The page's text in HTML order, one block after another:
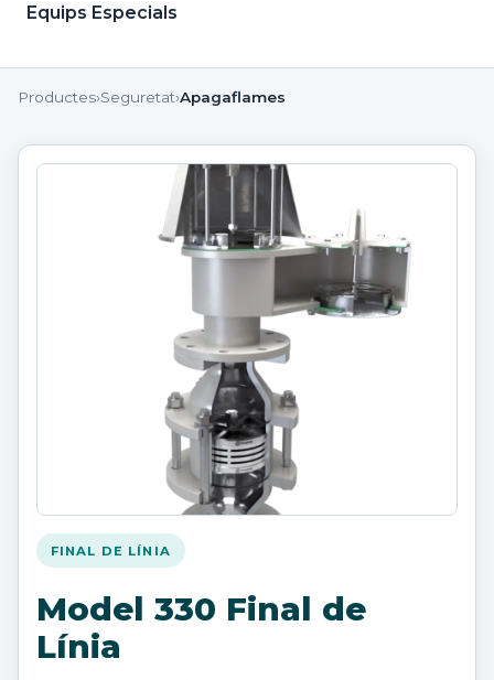
Equips Especials
Productes›Seguretat›Apagaflames
FINAL DE LÍNIA
Model 330 Final de
Línia